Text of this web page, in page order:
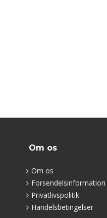
Om os
Om os
Forsendelsinformation
Privatlivspolitik
Handelsbetingelser